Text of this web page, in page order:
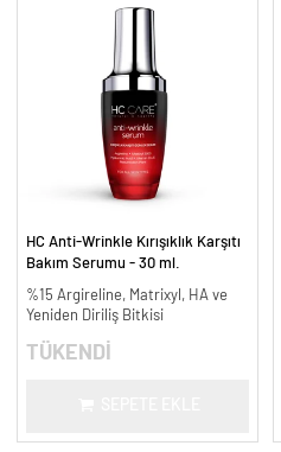
HC Anti-Wrinkle Kırışıklık Karşıtı
Bakım Serumu - 30 ml.
%15 Argireline, Matrixyl, HA ve
Yeniden Diriliş Bitkisi
TÜKENDİ